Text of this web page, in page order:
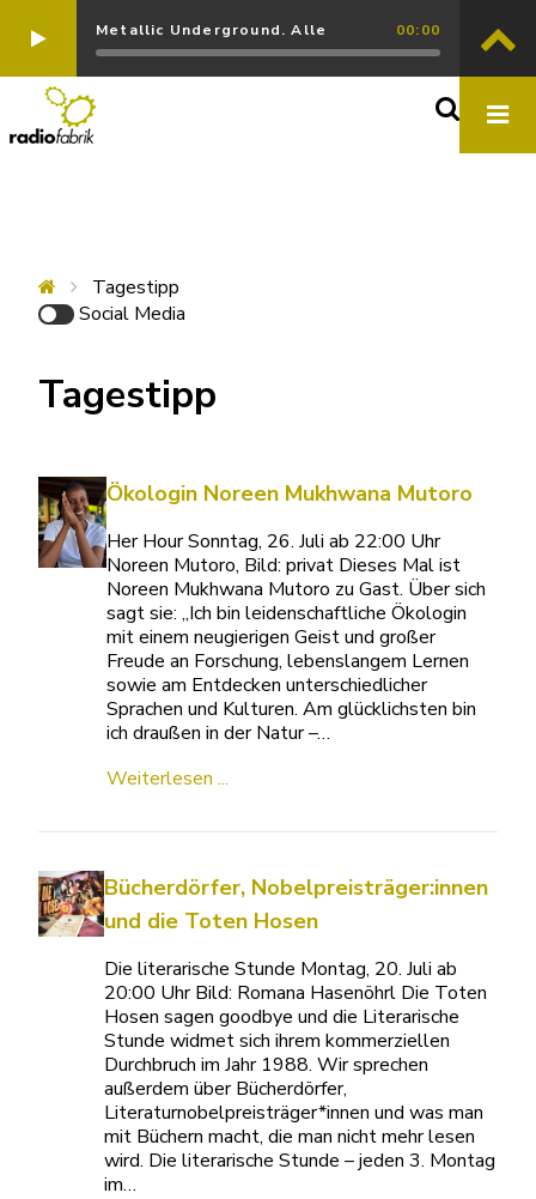
Metallic Underground. Alle 00:00
Tagestipp
Social Media
Tagestipp
Ökologin Noreen Mukhwana Mutoro
Her Hour Sonntag, 26. Juli ab 22:00 Uhr
Noreen Mutoro, Bild: privat Dieses Mal ist
Noreen Mukhwana Mutoro zu Gast. Über sich
sagt sie: „Ich bin leidenschaftliche Ökologin
mit einem neugierigen Geist und großer
Freude an Forschung, lebenslangem Lernen
sowie am Entdecken unterschiedlicher
Sprachen und Kulturen. Am glücklichsten bin
ich draußen in der Natur –…
Weiterlesen ...
Bücherdörfer, Nobelpreisträger:innen
und die Toten Hosen
Die literarische Stunde Montag, 20. Juli ab
20:00 Uhr Bild: Romana Hasenöhrl Die Toten
Hosen sagen goodbye und die Literarische
Stunde widmet sich ihrem kommerziellen
Durchbruch im Jahr 1988. Wir sprechen
außerdem über Bücherdörfer,
Literaturnobelpreisträger*innen und was man
mit Büchern macht, die man nicht mehr lesen
wird. Die literarische Stunde – jeden 3. Montag
im…